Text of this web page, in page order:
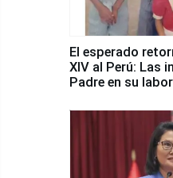
El esperado
XIV al Perú: Las
Padre en su